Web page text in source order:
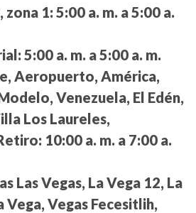
zona 1: 5:00 a. m. a 5:00 a.
5:00 a. m. a 5:00 a. m.
Aeropuerto, América,
Venezuela, El Edén,
Los Laureles,
10:00 a. m. a 7:00 a.
Las Vegas, La Vega 12, La
Vega, Vegas Fecesitlih,